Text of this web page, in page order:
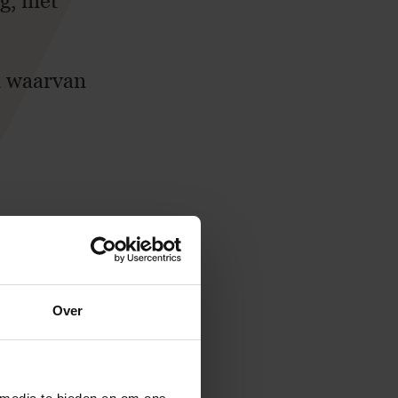
Over
de
op
kopen
in